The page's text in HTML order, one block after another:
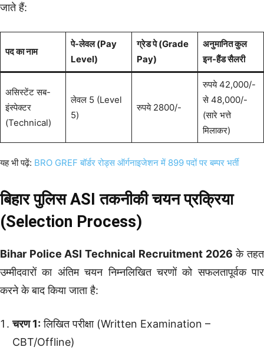
जाते हैं:
पद का नाम
पे-लेवल (Pay
Level)
ग्रेड पे (Grade
Pay)
अनुमानित कुल
इन-हैंड सैलरी
असिस्टेंट सब-
इंस्पेक्टर
(Technical)
लेवल 5 (Level
5)
रुपये 2800/-
रुपये 42,000/-
से 48,000/-
(सारे भत्ते
मिलाकर)
यह भी पढ़ें: BRO GREF बॉर्डर रोड्स ऑर्गनाइजेशन में 899 पदों पर बम्पर भर्ती
बिहार पुलिस ASI तकनीकी चयन प्रक्रिया
(Selection Process)
Bihar Police ASI Technical Recruitment 2026 के तहत
उम्मीदवारों का अंतिम चयन निम्नलिखित चरणों को सफलतापूर्वक पार
करने के बाद किया जाता है:
चरण 1: लिखित परीक्षा (Written Examination –
CBT/Offline)